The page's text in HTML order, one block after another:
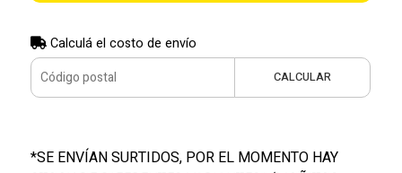
Calculá el costo de envío
CALCULAR
*SE ENVÍAN SURTIDOS, POR EL MOMENTO HAY